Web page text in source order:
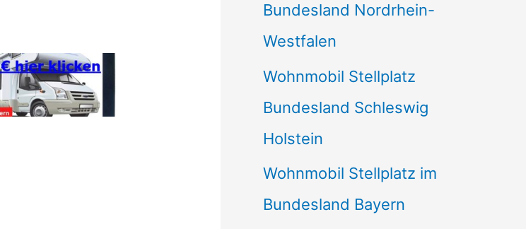
a
c
h
:
Bundesland Nordrhein-
Westfalen
Wohnmobil Stellplatz
Bundesland Schleswig
Holstein
Wohnmobil Stellplatz im
Bundesland Bayern